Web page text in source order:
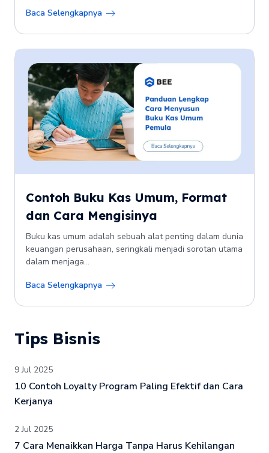
Baca Selengkapnya
Contoh Buku Kas Umum, Format
dan Cara Mengisinya
Buku kas umum adalah sebuah alat penting dalam dunia
keuangan perusahaan, seringkali menjadi sorotan utama
dalam menjaga...
Baca Selengkapnya
Tips Bisnis
9 Jul 2025
10 Contoh Loyalty Program Paling Efektif dan Cara
Kerjanya
2 Jul 2025
7 Cara Menaikkan Harga Tanpa Harus Kehilangan